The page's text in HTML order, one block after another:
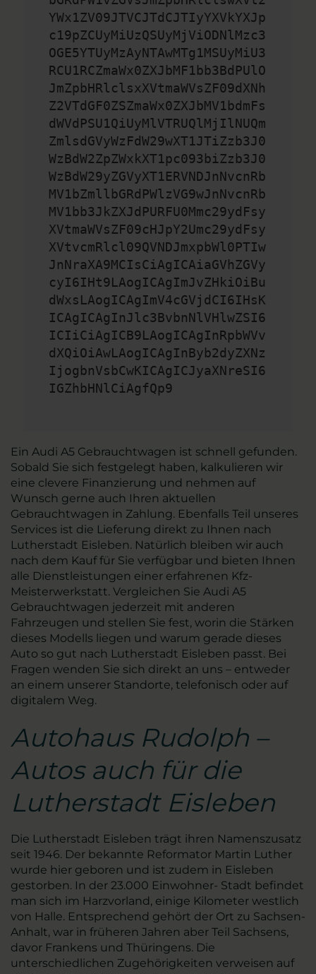
YWx1ZV09JTVCJTdCJTIyYXVkYXJp
c19pZCUyMiUzQSUyMjViODNlMzc3
OGE5YTUyMzAyNTAwMTg1MSUyMiU3
RCU1RCZmaWx0ZXJbMF1bb3BdPUlO
JmZpbHRlclsxXVtmaWVsZF09dXNh
Z2VTdGF0ZSZmaWx0ZXJbMV1bdmFs
dWVdPSU1QiUyMlVTRUQlMjIlNUQm
ZmlsdGVyWzFdW29wXT1JTiZzb3J0
WzBdW2ZpZWxkXT1pc093biZzb3J0
WzBdW29yZGVyXT1ERVNDJnNvcnRb
MV1bZmllbGRdPWlzVG9wJnNvcnRb
MV1bb3JkZXJdPURFU0Mmc29ydFsy
XVtmaWVsZF09cHJpY2Umc29ydFsy
XVtvcmRlcl09QVNDJmxpbWl0PTIw
JnNraXA9MCIsCiAgICAiaGVhZGVy
cyI6IHt9LAogICAgImJvZHkiOiBu
dWxsLAogICAgImV4cGVjdCI6IHsK
ICAgICAgInJlc3BvbnNlVHlwZSI6
ICIiCiAgICB9LAogICAgInRpbWVv
dXQiOiAwLAogICAgInByb2dyZXNz
IjogbnVsbCwKICAgICJyaXNreSI6
IGZhbHNlCiAgfQp9
Ein Audi A5 Gebrauchtwagen ist schnell gefunden.
Sobald Sie sich festgelegt haben, kalkulieren wir
eine clevere Finanzierung und nehmen auf
Wunsch gerne auch Ihren aktuellen
Gebrauchtwagen in Zahlung. Ebenfalls Teil unseres
Services ist die Lieferung direkt zu Ihnen nach
Lutherstadt Eisleben. Natürlich bleiben wir auch
nach dem Kauf für Sie verfügbar und bieten Ihnen
alle Dienstleistungen einer erfahrenen Kfz-
Meisterwerkstatt. Vergleichen Sie Audi A5
Gebrauchtwagen jederzeit mit anderen
Fahrzeugen und stellen Sie fest, worin die Stärken
dieses Modells liegen und warum gerade dieses
Auto so gut nach Lutherstadt Eisleben passt. Bei
Fragen wenden Sie sich direkt an uns – entweder
an einem unserer Standorte, telefonisch oder auf
digitalem Weg.
Autohaus Rudolph –
Autos auch für die
Lutherstadt Eisleben
Die Lutherstadt Eisleben trägt ihren Namenszusatz
seit 1946. Der bekannte Reformator Martin Luther
wurde hier geboren und ist zudem in Eisleben
gestorben. In der 23.000 Einwohner- Stadt befindet
man sich im Harzvorland, einige Kilometer westlich
von Halle. Entsprechend gehört der Ort zu Sachsen-
Anhalt, war in früheren Jahren aber Teil Sachsens,
davor Frankens und Thüringens. Die
unterschiedlichen Zugehörigkeiten verweisen auf